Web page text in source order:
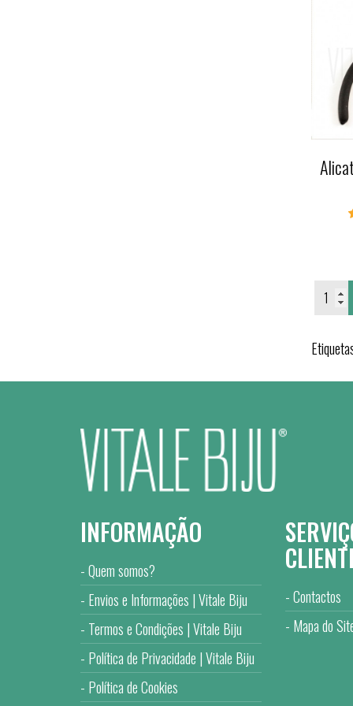
INFORMAÇÃO
Quem somos?
Envios e Informações | Vitale Biju
Termos e Condições | Vitale Biju
Política de Privacidade | Vitale Biju
Política de Cookies
Contactos
Mapa do